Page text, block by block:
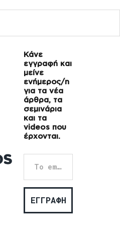
Κάνε
εγγραφή και
μείνε
ενήμερος/η
για τα νέα
άρθρα, τα
σεμινάρια
και τα
videos που
έρχονται.